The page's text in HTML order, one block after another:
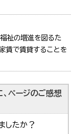
祉の増進を図るた
賃で賃貸することを
、ページのご感想
したか？